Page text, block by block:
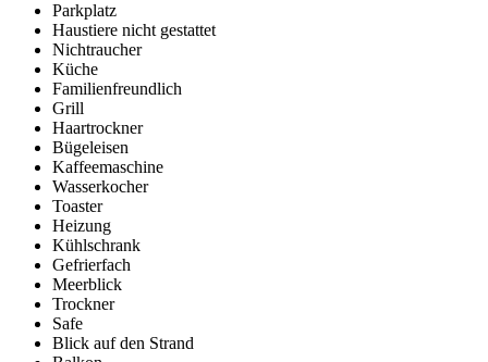
Parkplatz
Haustiere nicht gestattet
Nichtraucher
Küche
Familienfreundlich
Grill
Haartrockner
Bügeleisen
Kaffeemaschine
Wasserkocher
Toaster
Heizung
Kühlschrank
Gefrierfach
Meerblick
Trockner
Safe
Blick auf den Strand